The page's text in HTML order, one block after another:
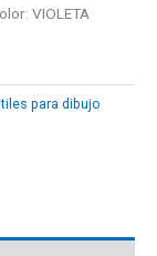
VIOLETA
para dibujo